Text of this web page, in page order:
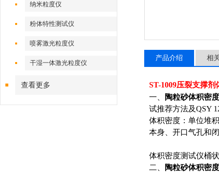
纳米粒度仪
粉体特性测试仪
喷雾激光粒度仪
干湿一体激光粒度仪
查看更多
产品介绍 相
ST-1009压裂支撑剂
一、
陶粒砂体积密
试推荐方法及QSY
体积密度：单位堆
本身、开口气孔和
体积密度测试仪桶
二、
陶粒砂体积密